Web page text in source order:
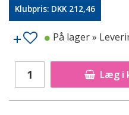
Klubpris: DKK 212,46
Læg i
På lager»